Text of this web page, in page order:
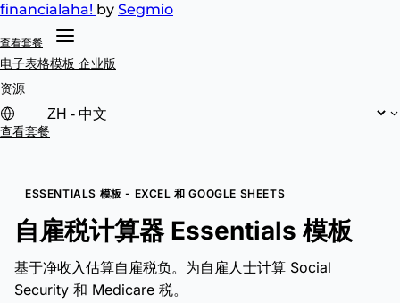
financialaha! by Segmio
查看套餐
电子表格模板 企业版
资源
查看套餐
ESSENTIALS 模板 - EXCEL 和 GOOGLE SHEETS
自雇税计算器 Essentials 模板
基于净收入估算自雇税负。为自雇人士计算 Social
Security 和 Medicare 税。